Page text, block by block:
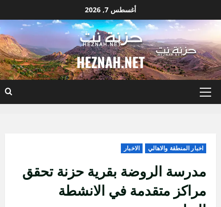
إلى
أغسطس 7, 2026
HEZNAH.NET
القائمة
اخبار المنطقة والاهالي الاخبار
مدرسة الروضة بقرية حزنة تحقق
مراكز متقدمة في الانشطة